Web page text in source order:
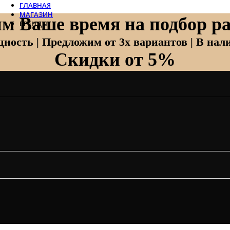
Ваше время на подбор
| Предложим от 3х вариантов | В
Скидки от 5%
ГЛАВНАЯ
МАГАЗИН
БРЕНДЫ
Zehnder
Zehnder Charleston
Loten
Mitsubishi Electric
Systemair